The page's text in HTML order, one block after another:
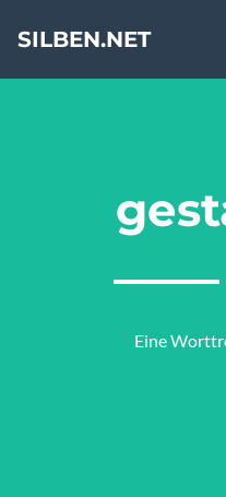
SILBEN.NET
Eine